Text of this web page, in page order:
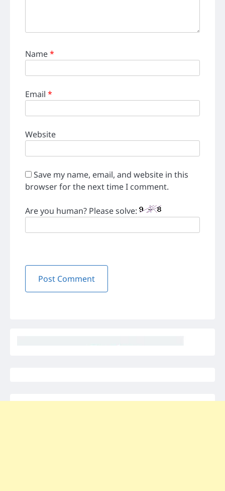
Name*
Email *
Website
Save my name, email, and website in this
browser for the next time I comment.
Are you human? Please solve: